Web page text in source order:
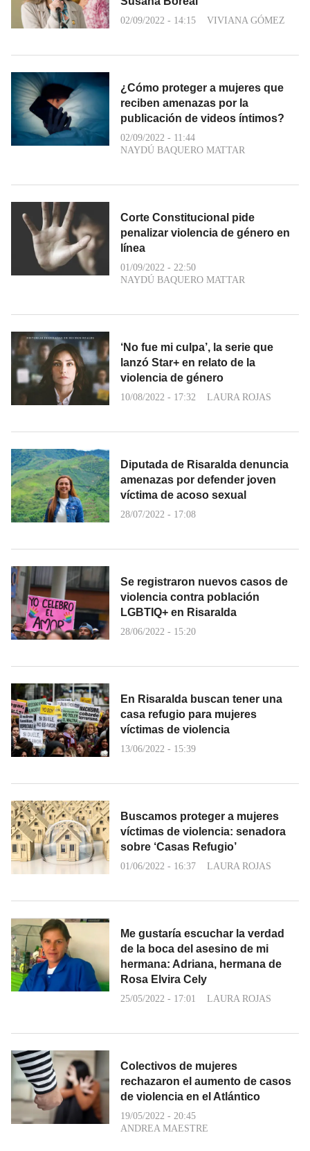
02/09/2022 - 14:15 VIVIANA GÓMEZ
¿Cómo proteger a mujeres que
reciben amenazas por la
publicación de videos íntimos?
02/09/2022 - 11:44
NAYDÚ BAQUERO MATTAR
Corte Constitucional pide
penalizar violencia de género en
línea
01/09/2022 - 22:50
NAYDÚ BAQUERO MATTAR
‘No fue mi culpa’, la serie que
lanzó Star+ en relato de la
violencia de género
10/08/2022 - 17:32 LAURA ROJAS
Diputada de Risaralda denuncia
amenazas por defender joven
víctima de acoso sexual
28/07/2022 - 17:08
Se registraron nuevos casos de
violencia contra población
LGBTIQ+ en Risaralda
28/06/2022 - 15:20
En Risaralda buscan tener una
casa refugio para mujeres
víctimas de violencia
13/06/2022 - 15:39
Buscamos proteger a mujeres
víctimas de violencia: senadora
sobre ‘Casas Refugio’
01/06/2022 - 16:37 LAURA ROJAS
Me gustaría escuchar la verdad
de la boca del asesino de mi
hermana: Adriana, hermana de
Rosa Elvira Cely
25/05/2022 - 17:01 LAURA ROJAS
Colectivos de mujeres
rechazaron el aumento de casos
de violencia en el Atlántico
19/05/2022 - 20:45
ANDREA MAESTRE